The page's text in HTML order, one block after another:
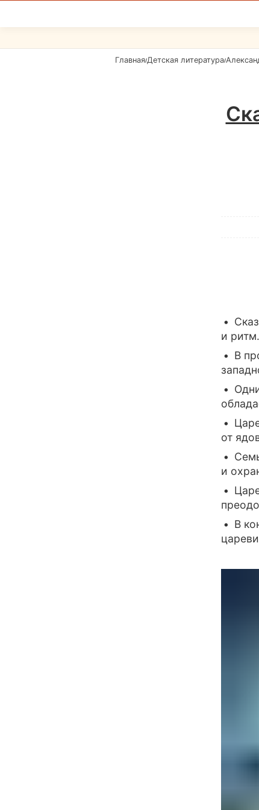
Главная/Детская литература/
и ритм.
В
от
и
В